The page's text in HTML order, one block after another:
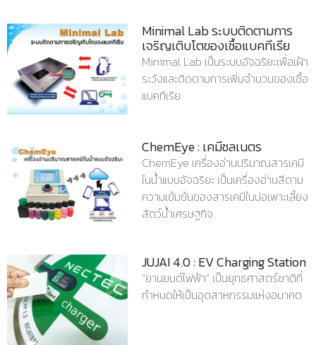
Minimal Lab ระบบติดตามการ
เจริญเติบโตของเชื้อแบคทีเรีย
Minimal Lab เป็นระบบอัจฉริยะเพื่อเฝ้า
ระวังและติดตามการเพิ่มจํานวนของเชื้อ
แบคทีเรีย
ChemEye : เคมีชลเนตร
ChemEye เครื่องอ่านปริมาณสารเคมี
ในน้ําแบบอัจฉริยะ เป็นเครื่องอ่านสีตาม
ความเข้มข้นของสารเคมีในบ่อเพาะเลี้ยง
สัตว์น้ําเศรษฐกิจ
JUJAI 4.0 : EV Charging Station
“ยานยนต์ไฟฟ้า” เป็นยุทธศาสตร์ชาติที่
กำหนดให้เป็นอุตสาหกรรมแห่งอนาคต